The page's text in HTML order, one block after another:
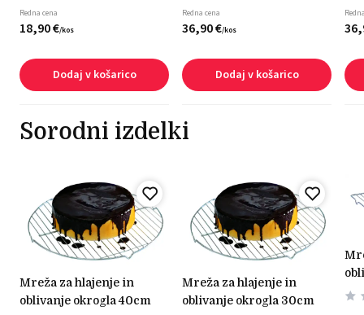
Redna cena
18,90€/kos
Dodaj v košarico
Redna cena
36,90€/kos
Dodaj v košarico
36,
Sorodni izdelki
mreža za hlajenje in
oblivanje okrogla 40cm
mreža za hlajenje in
oblivanje okrogla 30cm
mreža za hlajenje in